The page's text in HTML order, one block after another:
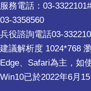
服務電話：03-
03-3358560
兵役諮詢電話03-
建議解析度 1024*768
Edge、Safari為主，如
Win10已於2022年6月